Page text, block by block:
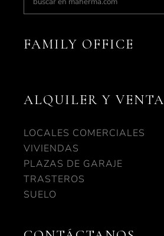
FAMILY OFFICE
ALQUILER Y VENTA
LOCALES COMERCIALES
VIVIENDAS
PLAZAS DE GARAJE
TRASTEROS
SUELO